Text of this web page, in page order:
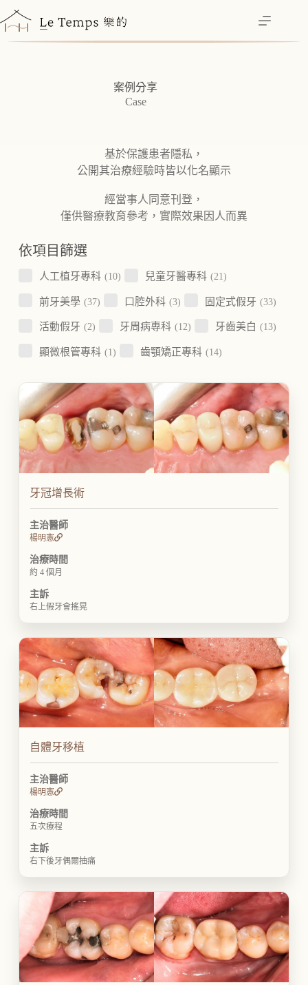
至
主
案例分享
Case
基於保護患者隱私，
公開其治療經驗時皆以化名顯示
經當事人同意刊登，
僅供醫療教育參考，實際效果因人而異
依項目篩選
人工植牙專科 (10) 兒童牙醫專科 (21)
前牙美學 (37) 口腔外科 (3) 固定式假牙 (33)
活動假牙 (2) 牙周病專科 (12) 牙齒美白 (13)
顯微根管專科 (1) 齒顎矯正專科 (14)
牙冠增長術
主治醫師
楊明憲
治療時間
約 4 個月
主訴
右上假牙會搖晃
自體牙移植
主治醫師
楊明憲
治療時間
五次療程
主訴
右下後牙偶爾抽痛